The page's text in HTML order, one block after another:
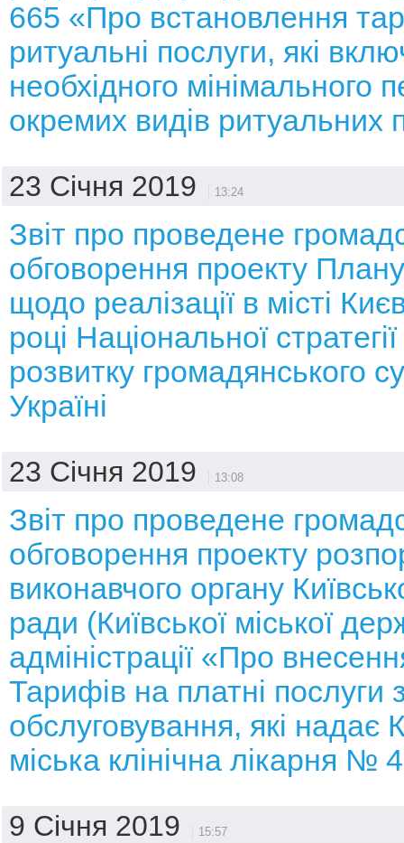
665 «Про встановлення
ритуальні послуги, які
необхідного мінімального
окремих видів ритуальних
23 Січня 2019 13:24
Звіт про проведене
обговорення проекту
щодо реалізації в місті
році Національної
розвитку громадянського
Україні
23 Січня 2019 13:08
Звіт про проведене
обговорення проекту
виконавчого органу
ради (Київської міської
адміністрації «Про
Тарифів на платні послуги
обслуговування, які надає
міська клінічна лікарня №
9 Січня 2019 15:57